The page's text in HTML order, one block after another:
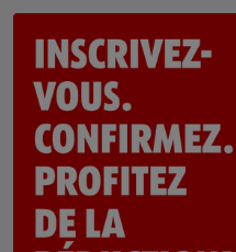
Pour plus d'informations,
politique de confidentialité
Vous pouvez également
vidéo directement sur la
https://youtu.be/